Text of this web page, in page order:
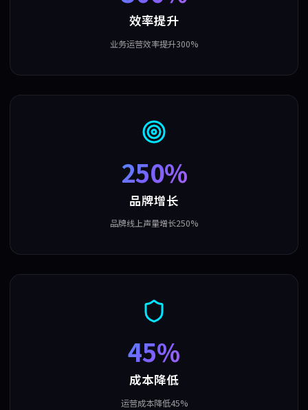
效率提升
业务运营效率提升300%
250%
品牌增长
品牌线上声量增长250%
45%
成本降低
运营成本降低45%